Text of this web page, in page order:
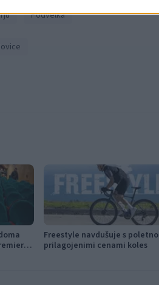
Podvelka
Freestyle navdušuje s poletno
prilagojenimi cenami koles